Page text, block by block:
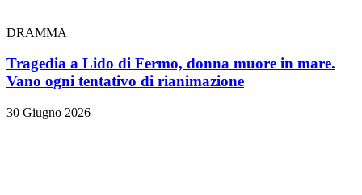
DRAMMA
Tragedia a Lido di Fermo, donna muore in mare.
Vano ogni tentativo di rianimazione
30 Giugno 2026